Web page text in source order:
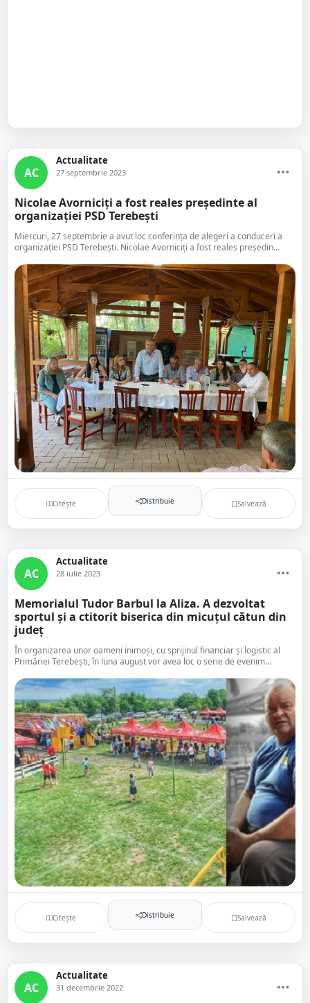
AC
Actualitate
27 septembrie 2023
Nicolae Avorniciți a fost reales președinte al
organizației PSD Terebești
Miercuri, 27 septembrie a avut loc conferința de alegeri a conduceri a
organizației PSD Terebești. Nicolae Avorniciți a fost reales președin...
Citește Distribuie Salvează
AC
Actualitate
28 iulie 2023
Memorialul Tudor Barbul la Aliza. A dezvoltat
sportul și a ctitorit biserica din micuțul cătun din
județ
În organizarea unor oameni inimoși, cu sprijinul financiar și logistic al
Primăriei Terebești, în luna august vor avea loc o serie de evenim...
Citește Distribuie Salvează
AC
Actualitate
31 decembrie 2022